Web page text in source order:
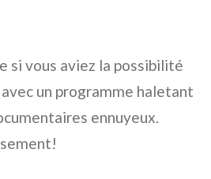
si vous aviez la possibilité
un programme haletant
ennuyeux.